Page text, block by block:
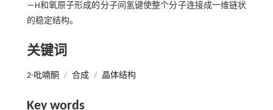
—H和氧原子形成的分子间氢键使整个分子连接成一维链状
的稳定结构。
关键词
2-吡喃酮 / 合成 / 晶体结构
Key words